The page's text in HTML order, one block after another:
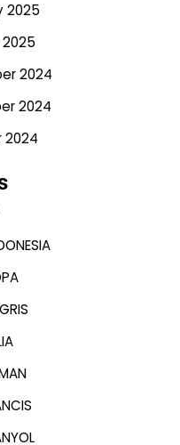
2025
2024
2024
2024